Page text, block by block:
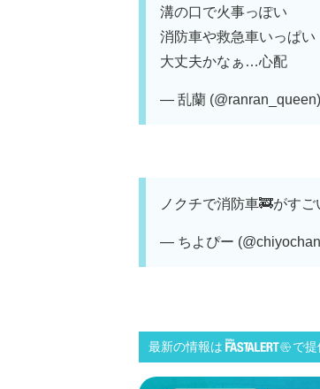
溝の口で火事っぽい
消防車や救急車いっぱい
大丈夫かなぁ…心配
— 乱蘭 (@ranran_queen)
ノクチで消防車🚒がす
— ちよぴー
最新の情報は で提